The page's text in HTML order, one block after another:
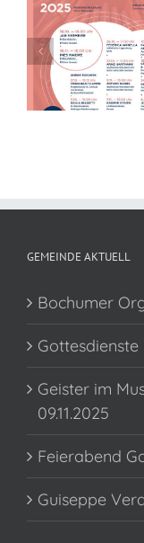
im
GEMEINDE AKTUELL
Bochumer
Geister im
09.11.2025
Feierabend
Guiseppe